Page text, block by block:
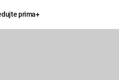
prima+